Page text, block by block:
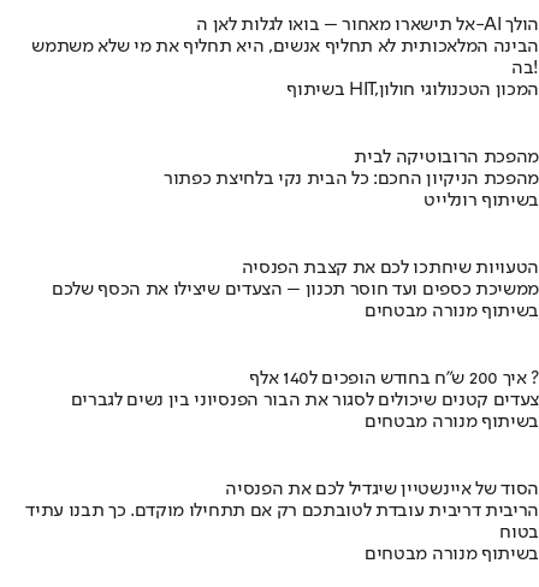
אל תישארו מאחור – בואו לגלות לאן ה-AI הולך
הבינה המלאכותית לא תחליף אנשים, היא תחליף את מי שלא משתמש
בה!
בשיתוף HIT,המכון הטכנולוגי חולון
מהפכת הרובוטיקה לבית
מהפכת הניקיון החכם: כל הבית נקי בלחיצת כפתור
בשיתוף רונלייט
הטעויות שיחתכו לכם את קצבת הפנסיה
ממשיכת כספים ועד חוסר תכנון – הצעדים שיצילו את הכסף שלכם
בשיתוף מנורה מבטחים
איך 200 ש"ח בחודש הופכים ל140 אלף ?
צעדים קטנים שיכולים לסגור את הבור הפנסיוני בין נשים לגברים
בשיתוף מנורה מבטחים
הסוד של איינשטיין שיגדיל לכם את הפנסיה
הריבית דריבית עובדת לטובתכם רק אם תתחילו מוקדם. כך תבנו עתיד
בטוח
בשיתוף מנורה מבטחים